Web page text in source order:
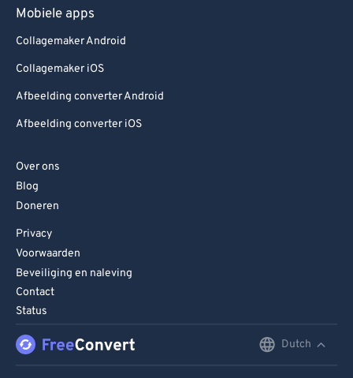
Mobiele apps
Collagemaker Android
Collagemaker iOS
Afbeelding converter Android
Afbeelding converter iOS
Over ons
Blog
Doneren
Privacy
Voorwaarden
Beveiliging en naleving
Contact
Status
Dutch